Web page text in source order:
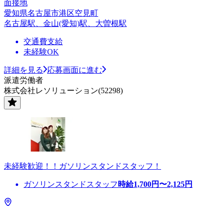
面接地
愛知県名古屋市港区空見町
名古屋駅、金山(愛知)駅、大曽根駅
交通費支給
未経験OK
詳細を見る
応募画面に進む
派遣労働者
株式会社レソリューション(52298)
未経験歓迎！！ガソリンスタンドスタッフ！
ガソリンスタンドスタッフ 時給1,700円〜2,125円